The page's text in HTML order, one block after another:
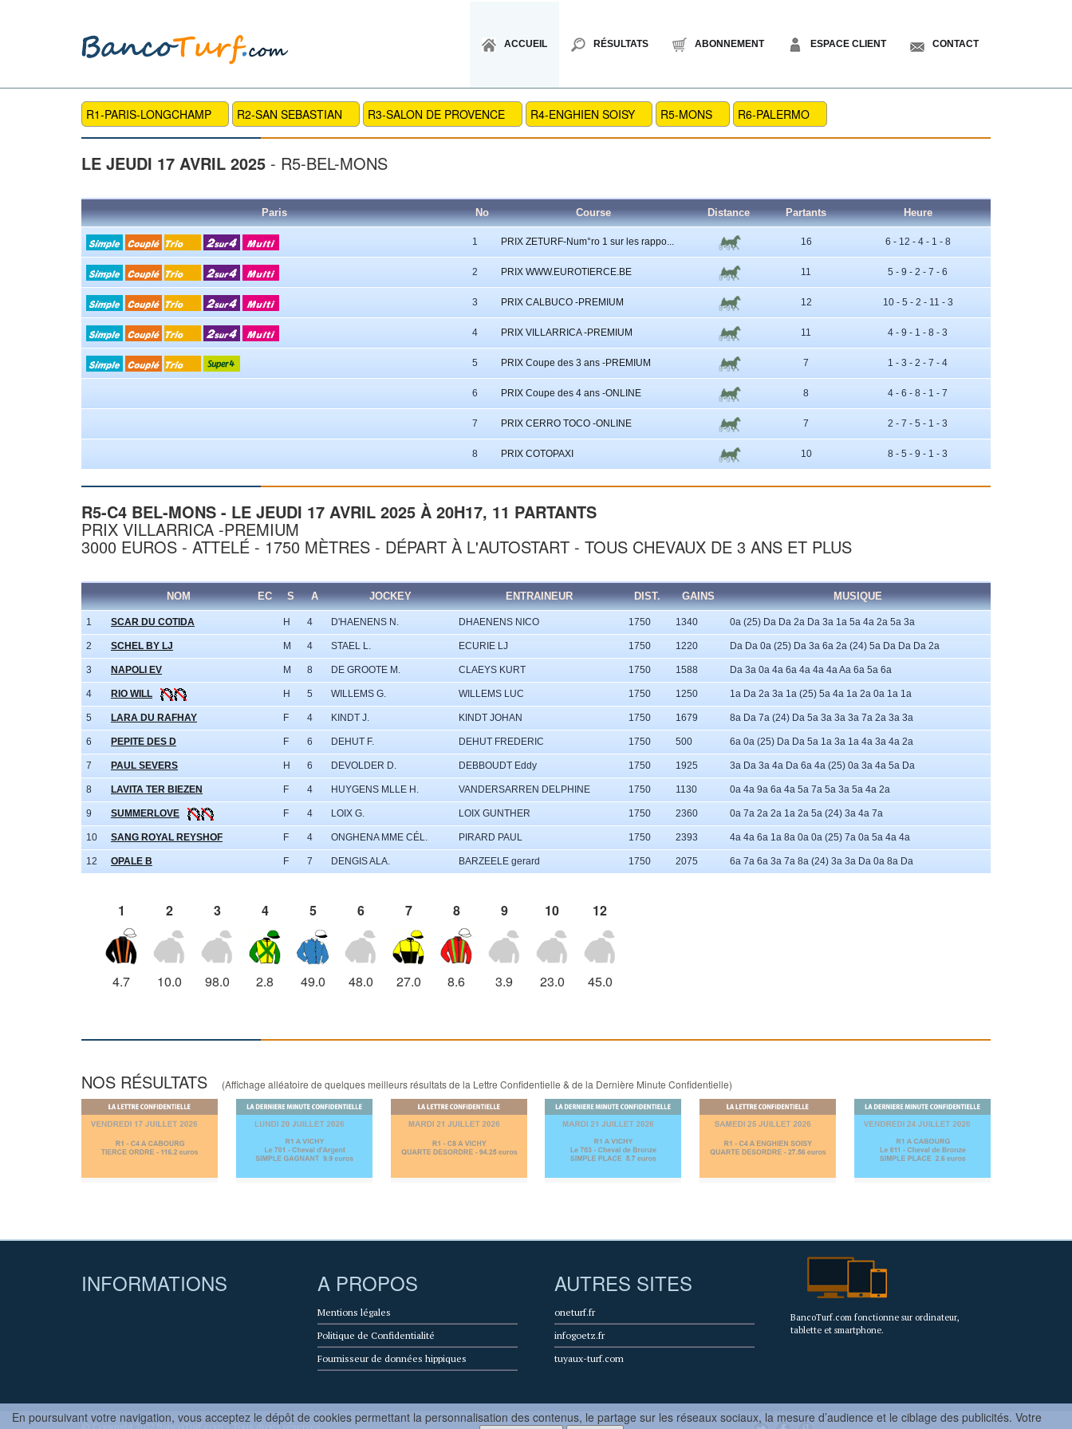
ACCUEIL RÉSULTATS ABONNEMENT ESPACE CLIENT CONTACT
R1-PARIS-LONGCHAMP R2-SAN SEBASTIAN R3-SALON DE PROVENCE R4-ENGHIEN SOISY R5-MONS R6-PALERMO
LE JEUDI 17 AVRIL 2025 - R5-BEL-MONS
Paris No Course Distance Partants Heure
1 PRIX ZETURF-Num°ro 1 sur les rappo... 16 6 - 12 - 4 - 1 - 8
2 PRIX WWW.EUROTIERCE.BE 11 5 - 9 - 2 - 7 - 6
3 PRIX CALBUCO -PREMIUM 12 10 - 5 - 2 - 11 - 3
4 PRIX VILLARRICA -PREMIUM 11 4 - 9 - 1 - 8 - 3
5 PRIX Coupe des 3 ans -PREMIUM 7 1 - 3 - 2 - 7 - 4
6 PRIX Coupe des 4 ans -ONLINE 8 4 - 6 - 8 - 1 - 7
7 PRIX CERRO TOCO -ONLINE 7 2 - 7 - 5 - 1 - 3
8 PRIX COTOPAXI 10 8 - 5 - 9 - 1 - 3
R5-C4 BEL-MONS - LE JEUDI 17 AVRIL 2025 À 20H17, 11 PARTANTS
PRIX VILLARRICA -PREMIUM
3000 EUROS - ATTELÉ - 1750 MÈTRES - DÉPART À L'AUTOSTART - TOUS CHEVAUX DE 3 ANS ET PLUS
NOM EC S A JOCKEY ENTRAINEUR DIST. GAINS MUSIQUE
1 SCAR DU COTIDA H 4 D'HAENENS N. DHAENENS NICO 1750 1340 0a (25) Da Da 2a Da 3a 1a 5a 4a 2a 5a 3a
2 SCHEL BY LJ M 4 STAEL L. ECURIE LJ 1750 1220 Da Da 0a (25) Da 3a 6a 2a (24) 5a Da Da Da 2a
3 NAPOLI EV M 8 DE GROOTE M. CLAEYS KURT 1750 1588 Da 3a 0a 4a 6a 4a 4a 4a Aa 6a 5a 6a
4 RIO WILL H 5 WILLEMS G. WILLEMS LUC 1750 1250 1a Da 2a 3a 1a (25) 5a 4a 1a 2a 0a 1a 1a
5 LARA DU RAFHAY F 4 KINDT J. KINDT JOHAN 1750 1679 8a Da 7a (24) Da 5a 3a 3a 3a 7a 2a 3a 3a
6 PEPITE DES D F 6 DEHUT F. DEHUT FREDERIC 1750 500 6a 0a (25) Da Da 5a 1a 3a 1a 4a 3a 4a 2a
7 PAUL SEVERS H 6 DEVOLDER D. DEBBOUDT Eddy 1750 1925 3a Da 3a 4a Da 6a 4a (25) 0a 3a 4a 5a Da
8 LAVITA TER BIEZEN F 4 HUYGENS MLLE H. VANDERSARREN DELPHINE 1750 1130 0a 4a 9a 6a 4a 5a 7a 5a 3a 5a 4a 2a
9 SUMMERLOVE F 4 LOIX G. LOIX GUNTHER 1750 2360 0a 7a 2a 2a 1a 2a 5a (24) 3a 4a 7a
10 SANG ROYAL REYSHOF F 4 ONGHENA MME CÉL. PIRARD PAUL 1750 2393 4a 4a 6a 1a 8a 0a 0a (25) 7a 0a 5a 4a 4a
12 OPALE B F 7 DENGIS ALA. BARZEELE gerard 1750 2075 6a 7a 6a 3a 7a 8a (24) 3a 3a Da 0a 8a Da
1 2 3 4 5 6 7 8 9 10 12
4.7 10.0 98.0 2.8 49.0 48.0 27.0 8.6 3.9 23.0 45.0
NOS RÉSULTATS (Affichage alléatoire de quelques meilleurs résultats de la Lettre Confidentielle & de la Dernière Minute Confidentielle)
INFORMATIONS A PROPOS
Mentions légales
Politique de Confidentialité
Fournisseur de données hippiques
AUTRES SITES
oneturf.fr
infogoetz.fr
tuyaux-turf.com
BancoTurf.com fonctionne sur ordinateur,
tablette et smartphone.
© Copyright 2022 BancoTurf.com - Tous droits réservés.
En poursuivant votre navigation, vous acceptez le dépôt de cookies permettant la personnalisation des contenus, le partage sur les réseaux sociaux, la mesure d’audience et le ciblage des publicités. Votre